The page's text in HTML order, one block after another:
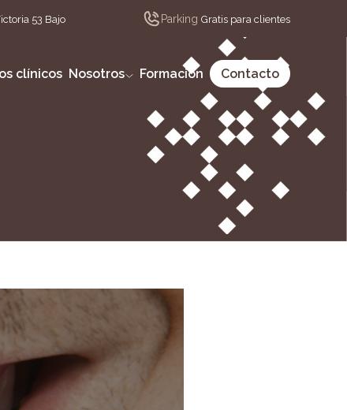
53 Bajo Parking Gratis para clientes
clínicos Nosotros Formación Contacto